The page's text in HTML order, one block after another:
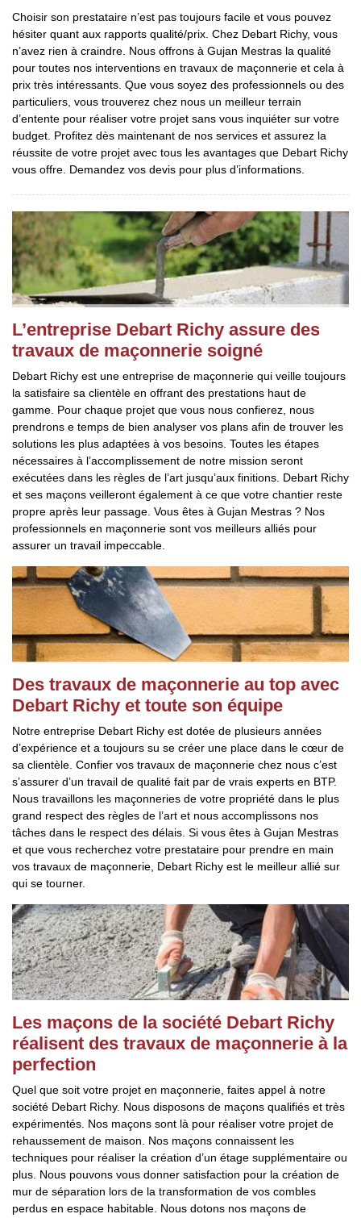
Choisir son prestataire n’est pas toujours facile et vous pouvez
hésiter quant aux rapports qualité/prix. Chez Debart Richy, vous
n’avez rien à craindre. Nous offrons à Gujan Mestras la qualité
pour toutes nos interventions en travaux de maçonnerie et cela à
prix très intéressants. Que vous soyez des professionnels ou des
particuliers, vous trouverez chez nous un meilleur terrain
d’entente pour réaliser votre projet sans vous inquiéter sur votre
budget. Profitez dès maintenant de nos services et assurez la
réussite de votre projet avec tous les avantages que Debart Richy
vous offre. Demandez vos devis pour plus d’informations.
L’entreprise Debart Richy assure des
travaux de maçonnerie soigné
Debart Richy est une entreprise de maçonnerie qui veille toujours
la satisfaire sa clientèle en offrant des prestations haut de
gamme. Pour chaque projet que vous nous confierez, nous
prendrons e temps de bien analyser vos plans afin de trouver les
solutions les plus adaptées à vos besoins. Toutes les étapes
nécessaires à l’accomplissement de notre mission seront
exécutées dans les règles de l’art jusqu’aux finitions. Debart Richy
et ses maçons veilleront également à ce que votre chantier reste
propre après leur passage. Vous êtes à Gujan Mestras ? Nos
professionnels en maçonnerie sont vos meilleurs alliés pour
assurer un travail impeccable.
Des travaux de maçonnerie au top avec
Debart Richy et toute son équipe
Notre entreprise Debart Richy est dotée de plusieurs années
d’expérience et a toujours su se créer une place dans le cœur de
sa clientèle. Confier vos travaux de maçonnerie chez nous c’est
s’assurer d’un travail de qualité fait par de vrais experts en BTP.
Nous travaillons les maçonneries de votre propriété dans le plus
grand respect des règles de l’art et nous accomplissons nos
tâches dans le respect des délais. Si vous êtes à Gujan Mestras
et que vous recherchez votre prestataire pour prendre en main
vos travaux de maçonnerie, Debart Richy est le meilleur allié sur
qui se tourner.
Les maçons de la société Debart Richy
réalisent des travaux de maçonnerie à la
perfection
Quel que soit votre projet en maçonnerie, faites appel à notre
société Debart Richy. Nous disposons de maçons qualifiés et très
expérimentés. Nos maçons sont là pour réaliser votre projet de
rehaussement de maison. Nos maçons connaissent les
techniques pour réaliser la création d’un étage supplémentaire ou
plus. Nous pouvons vous donner satisfaction pour la création de
mur de séparation lors de la transformation de vos combles
perdus en espace habitable. Nous dotons nos maçons de